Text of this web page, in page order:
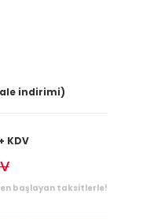
indirimi)
+ KDV
başlayan taksitlerle!